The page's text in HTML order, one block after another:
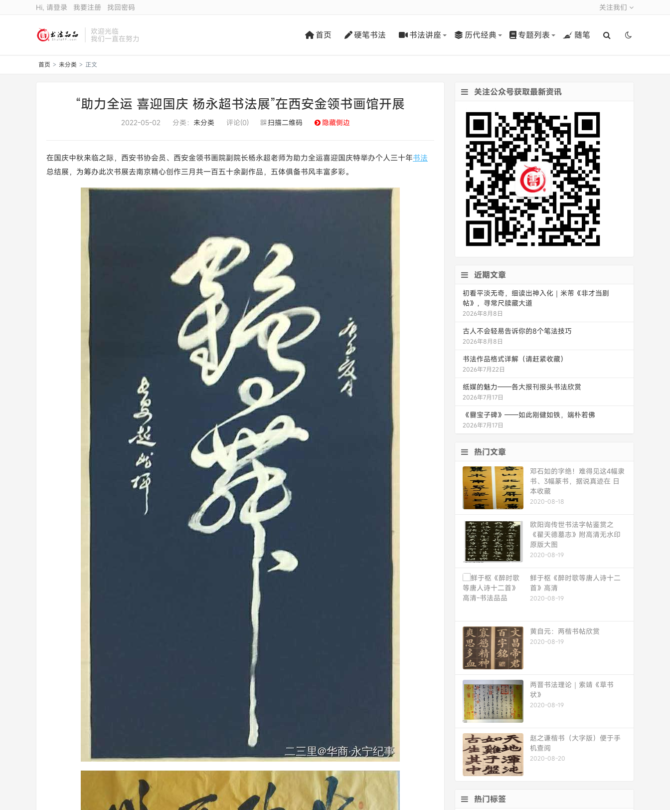
关注我们
Hi, 请登录 我要注册 找回密码
欢迎光临
我们一直在努力 首页 硬笔书法 书法讲座 历代经典 专题列表 随笔
首页 > 未分类 > 正文
“助力全运 喜迎国庆 杨永超书法展”在西安金领书画馆开展
2022-05-02 分类： 未分类 评论(0) 扫描二维码 隐藏侧边
在国庆中秋来临之际，西安书协会员、西安金领书画院副院长杨永超老师为助力全运喜迎国庆特举办个人三十年书法
总结展，为筹办此次书展去南京精心创作三月共一百五十余副作品，五体俱备书风丰富多彩。
关注公众号获取最新资讯
近期文章
初看平淡无奇，细读出神入化｜米芾《非才当剧
帖》，寻常尺牍藏大道
2026年8月8日
古人不会轻易告诉你的8个笔法技巧
2026年8月8日
书法作品格式详解（请赶紧收藏）
2026年7月22日
纸媒的魅力——各大报刊报头书法欣赏
2026年7月17日
《爨宝子碑》——如此刚健如铁，端朴若佛
2026年7月17日
热门文章
邓石如的字绝！难得见这4幅隶
书、3幅篆书，据说真迹在 日
本收藏
2020-08-18
欧阳询传世书法字帖鉴赏之
《翟天德墓志》附高清无水印
原版大图
2020-08-19
鲜于枢《醉时歌等唐人诗十二
首》高清
2020-08-19
黄自元：两楷书帖欣赏
2020-08-19
两晋书法理论｜索靖《草书
状》
2020-08-19
赵之谦楷书（大字版）便于手
机查阅
2020-08-20
热门标签